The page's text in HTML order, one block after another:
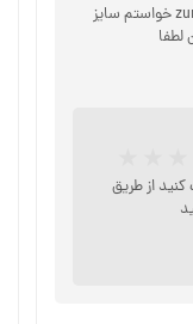
سلام وقت بخیر قلاب ۳ تایی مارک zun zun خواستم سایز
از طریق